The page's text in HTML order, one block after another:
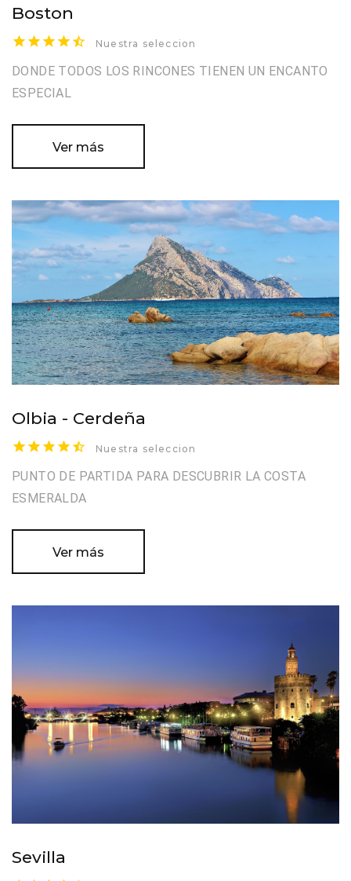
Boston
Nuestra seleccion
DONDE TODOS LOS RINCONES TIENEN UN ENCANTO
ESPECIAL
Ver más
Olbia - Cerdeña
Nuestra seleccion
PUNTO DE PARTIDA PARA DESCUBRIR LA COSTA
ESMERALDA
Ver más
Sevilla